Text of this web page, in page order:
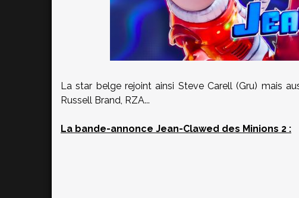
La star belge rejoint ainsi Steve Carell (Gru) mais
Russell Brand, RZA...
La bande-annonce Jean-Clawed des Minions 2 :